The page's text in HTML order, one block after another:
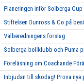
Planeringen inför Solberga Cup
Stiftelsen Dunross & Co på
Valberedningens förslag
Solberga bollklubb och Puma
Föreläsning om Coachande
Inbjudan till skodag! Prova